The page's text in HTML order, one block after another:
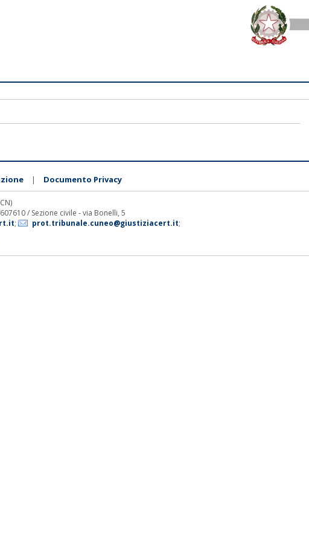
| Documento Privacy
/ Sezione civile - via Bonelli, 5
; prot.tribunale.cuneo@giustiziacert.it;